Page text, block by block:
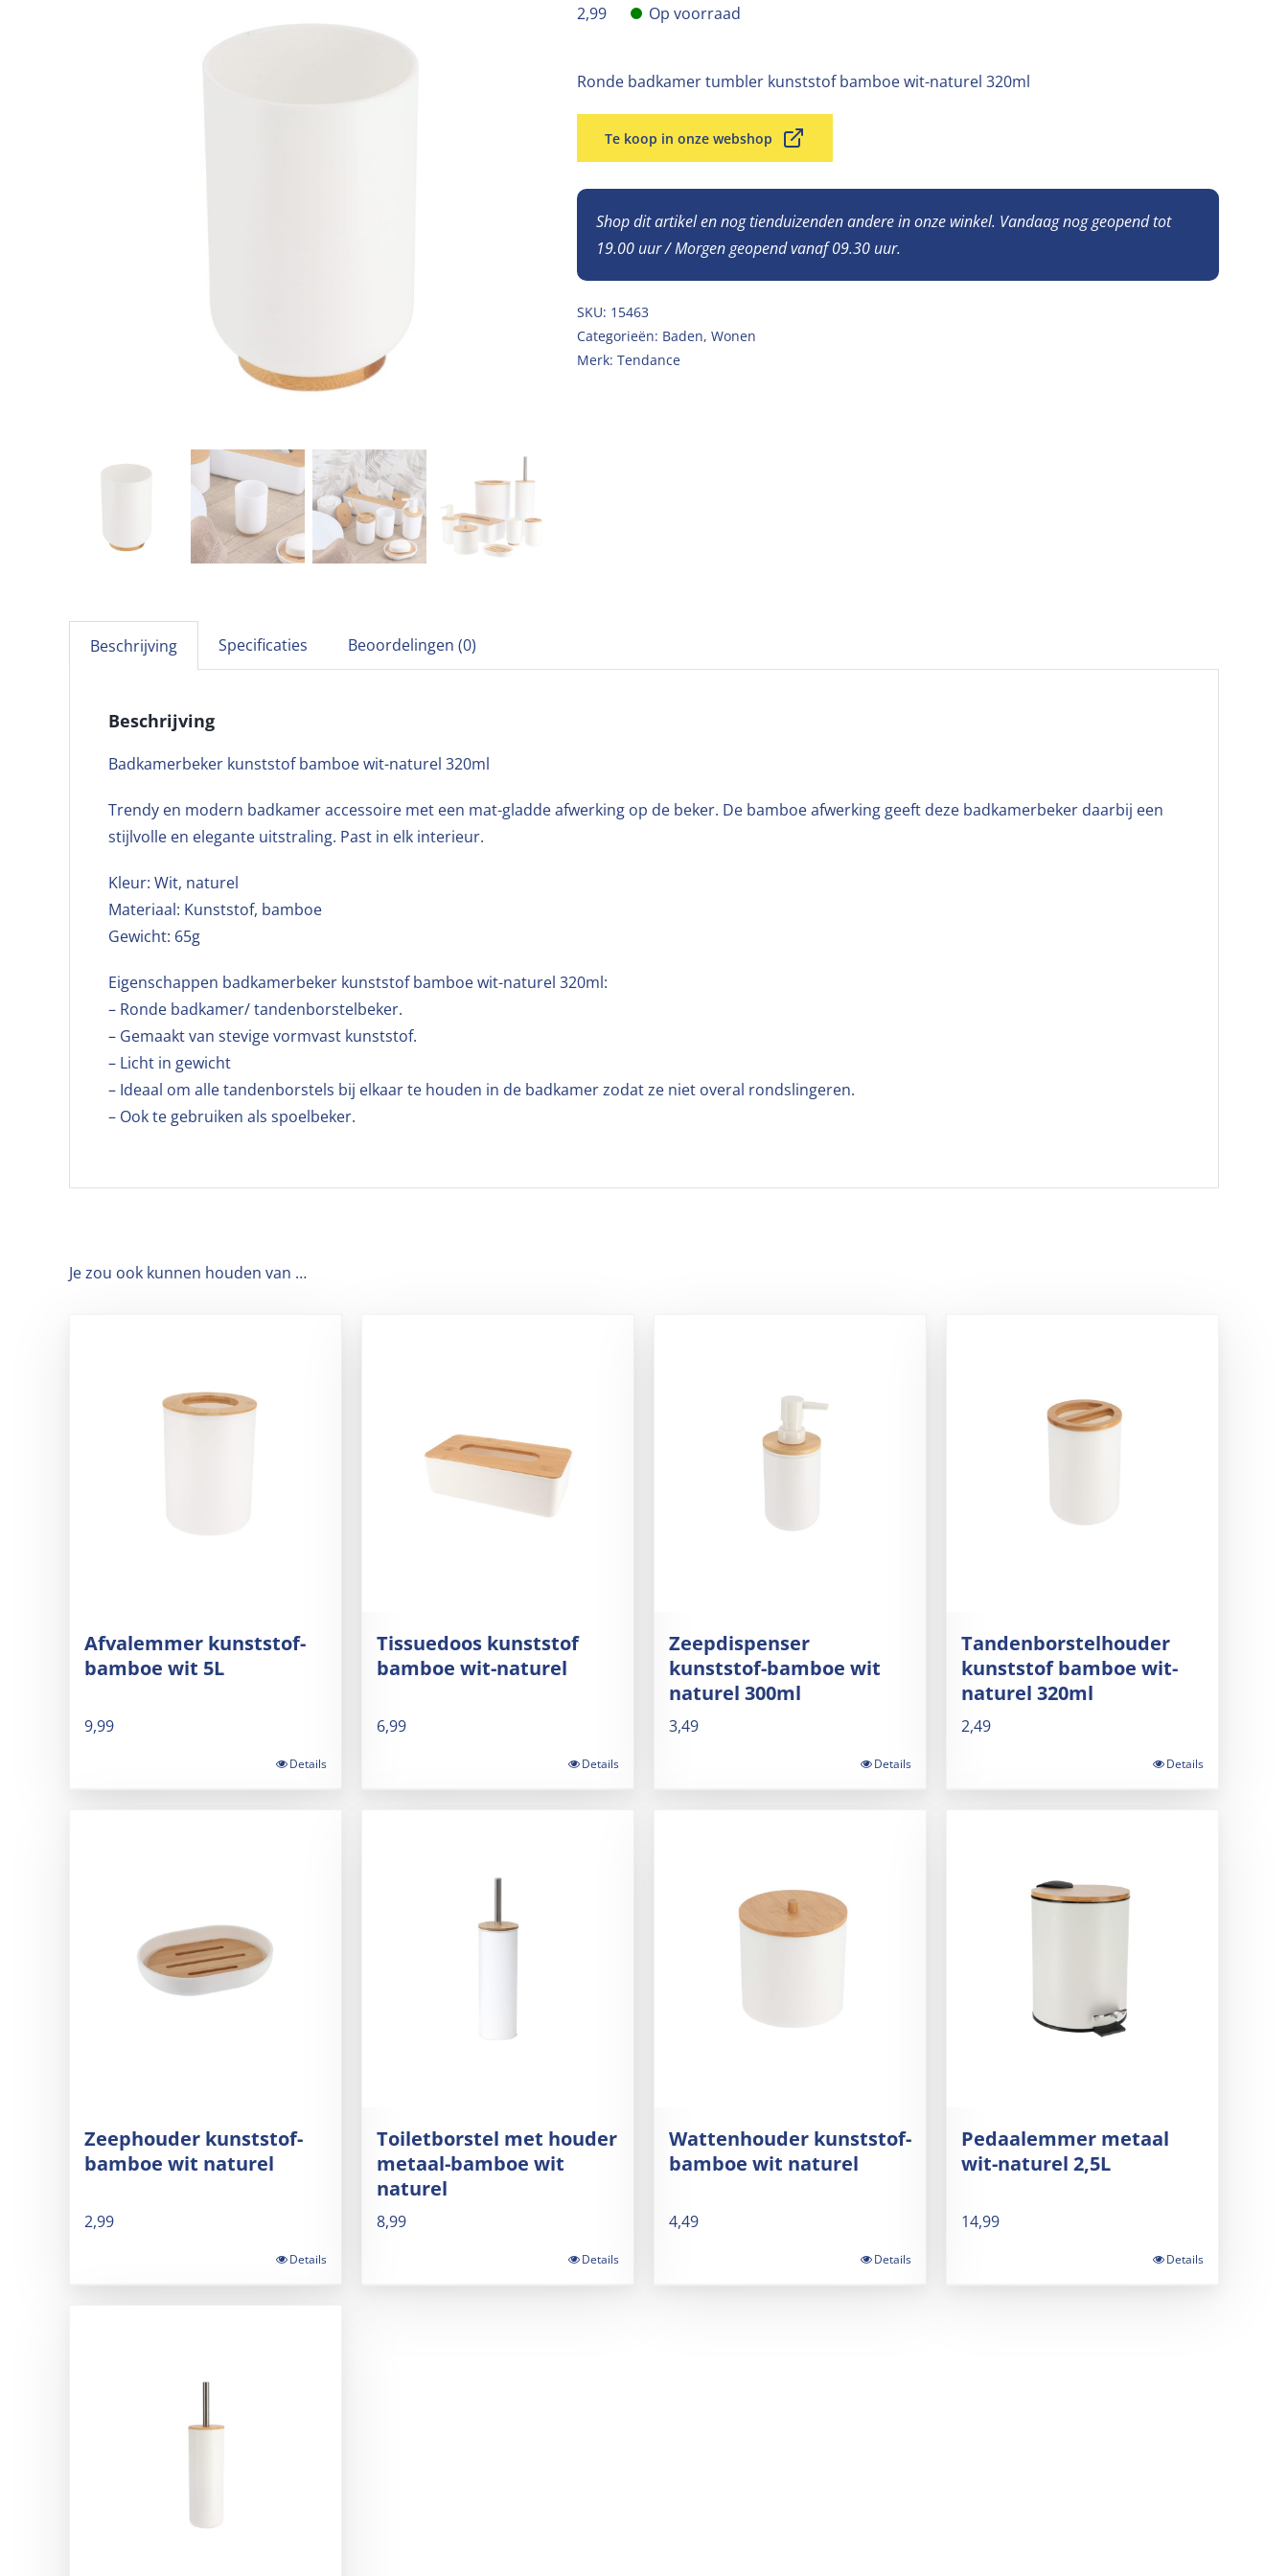
2,99 Op voorraad
Ronde badkamer tumbler kunststof bamboe wit-naturel 320ml
Te koop in onze webshop
Shop dit artikel en nog tienduizenden andere in onze winkel. Vandaag nog geopend tot
19.00 uur / Morgen geopend vanaf 09.30 uur.
SKU: 15463
Categorieën: Baden, Wonen
Merk: Tendance
Beschrijving Specificaties Beoordelingen (0)
Beschrijving
Badkamerbeker kunststof bamboe wit-naturel 320ml
Trendy en modern badkamer accessoire met een mat-gladde afwerking op de beker. De bamboe afwerking geeft deze badkamerbeker daarbij een
stijlvolle en elegante uitstraling. Past in elk interieur.
Kleur: Wit, naturel
Materiaal: Kunststof, bamboe
Gewicht: 65g
Eigenschappen badkamerbeker kunststof bamboe wit-naturel 320ml:
– Ronde badkamer/ tandenborstelbeker.
– Gemaakt van stevige vormvast kunststof.
– Licht in gewicht
– Ideaal om alle tandenborstels bij elkaar te houden in de badkamer zodat ze niet overal rondslingeren.
– Ook te gebruiken als spoelbeker.
Je zou ook kunnen houden van …
Afvalemmer kunststof-
bamboe wit 5L
9,99
Details
Tissuedoos kunststof
bamboe wit-naturel
6,99
Details
Zeepdispenser
kunststof-bamboe wit
naturel 300ml
3,49
Details
Tandenborstelhouder
kunststof bamboe wit-
naturel 320ml
2,49
Details
Zeephouder kunststof-
bamboe wit naturel
2,99
Details
Toiletborstel met houder
metaal-bamboe wit
naturel
8,99
Details
Wattenhouder kunststof-
bamboe wit naturel
4,49
Details
Pedaalemmer metaal
wit-naturel 2,5L
14,99
Details